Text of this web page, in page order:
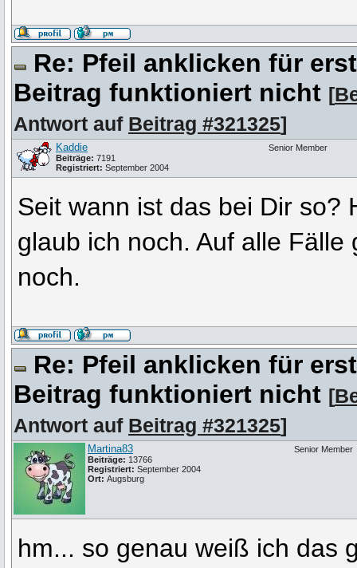
Re: Pfeil anklicken für
Beitrag funktioniert nicht [
Antwort auf Beitrag #321325]
Kaddie
Beiträge: 7191
Registriert: September 2004
Senior Member
Seit wann ist das bei Dir so?
glaub ich noch. Auf alle
noch.
Re: Pfeil anklicken für
Beitrag funktioniert nicht [
Antwort auf Beitrag #321325]
Martina83
Beiträge: 13766
Registriert: September 2004
Ort: Augsburg
Senior Member
hm... so genau weiß ich das